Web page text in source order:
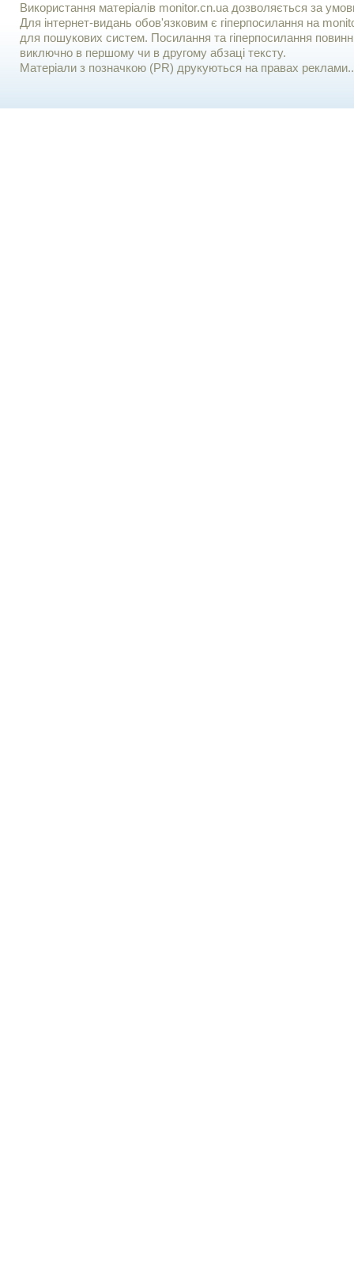
Використання матерiалiв monitor.cn.ua дозволяється за
Для iнтернет-видань обов'язковим є гiперпосилання на
для пошукових систем. Посилання та гіперпосилання
виключно в першому чи в другому абзаці тексту.
Матеріали з позначкою (PR) друкуються на правах реклами..